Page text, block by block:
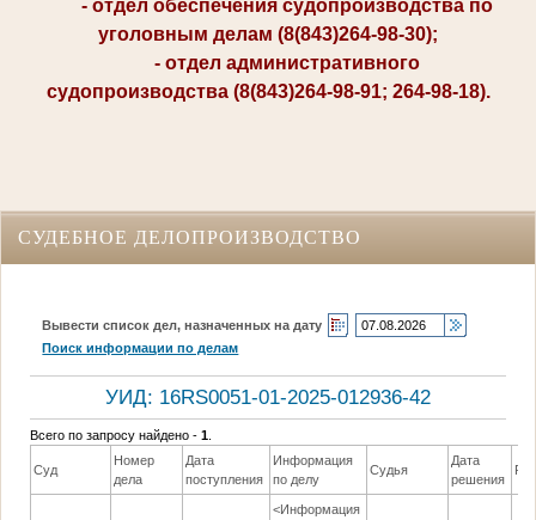
- отдел обеспечения судопроизводства по
уголовным делам (8(843)264-98-30);
- отдел административного
судопроизводства (8(843)264-98-91; 264-98-18).
СУДЕБНОЕ ДЕЛОПРОИЗВОДСТВО
Вывести список дел, назначенных на дату
Поиск информации по делам
УИД: 16RS0051-01-2025-012936-42
Всего по запросу найдено -1
Суд
Номер
дела
Дата
поступления
Информация
по делу
Судья
Дата
решения
<Информация